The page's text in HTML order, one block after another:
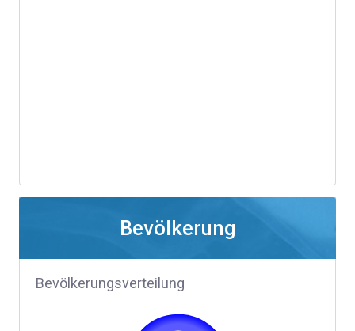
Bevölkerung
Bevölkerungsverteilung